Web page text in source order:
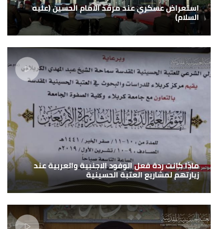
استعراض عسكري عند مرقد الامام الحسين (عليه
السلام)
ماذا كانت ردة فعل الوفود الاجنبية والعربية عند
زيارتهم لمشاريع العتبة الحسينية